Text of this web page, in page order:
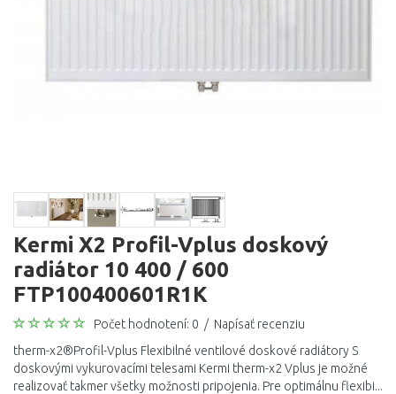
Kermi X2 Profil-Vplus doskový
radiátor 10 400 / 600
FTP100400601R1K
Počet hodnotení: 0 / Napísať recenziu
therm-x2®Profil-Vplus Flexibilné ventilové doskové radiátory S
doskovými vykurovacími telesami Kermi therm-x2 Vplus je možné
realizovať takmer všetky možnosti pripojenia. Pre optimálnu flexibi...